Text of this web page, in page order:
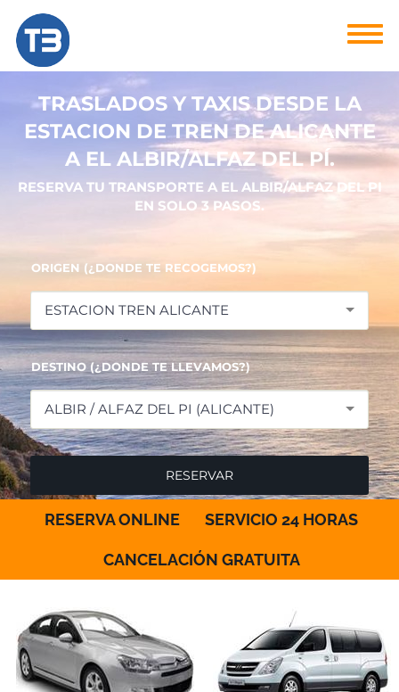
TRASLADOS Y TAXIS DESDE LA
ESTACION DE TREN DE ALICANTE
A EL ALBIR/ALFAZ DEL PÍ.
RESERVA TU TRANSPORTE A EL ALBIR/ALFAZ DEL PI
EN SOLO 3 PASOS.
ORIGEN (¿DONDE TE RECOGEMOS?)
ESTACION TREN ALICANTE
DESTINO (¿DONDE TE LLEVAMOS?)
ALBIR / ALFAZ DEL PI (ALICANTE)
RESERVA ONLINE SERVICIO 24 HORAS
CANCELACIÓN GRATUITA